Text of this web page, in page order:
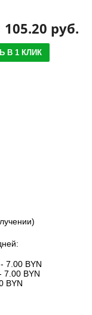
105.20 руб.
В 1 КЛИК
7.00 BYN
7.00 BYN
BYN